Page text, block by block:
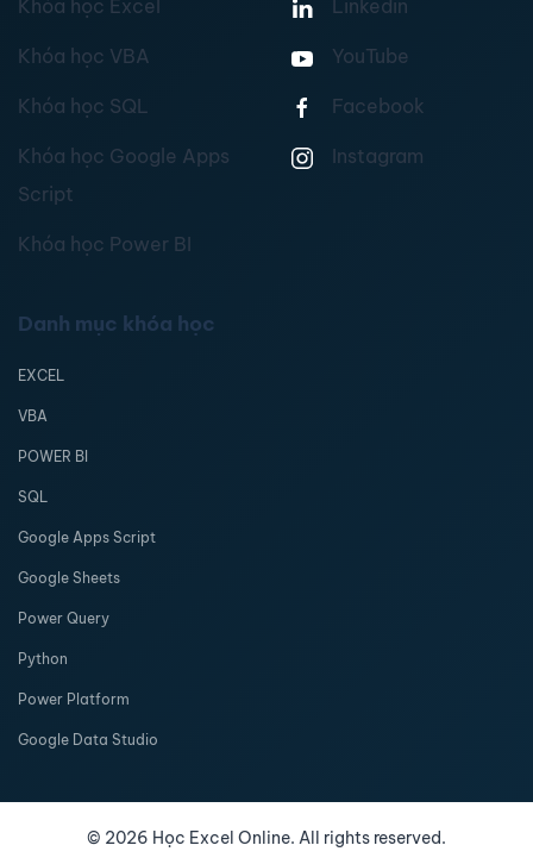
Khóa học Excel
Khóa học VBA
Khóa học SQL
Khóa học Google Apps
Script
Khóa học Power BI
Linkedin
YouTube
Facebook
Instagram
Danh mục khóa học
EXCEL
VBA
POWER BI
SQL
Google Apps Script
Google Sheets
Power Query
Python
Power Platform
Google Data Studio
© 2026 Học Excel Online. All rights reserved.